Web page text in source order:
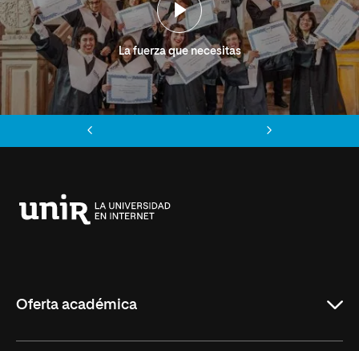
La fuerza que necesitas
Oferta académica